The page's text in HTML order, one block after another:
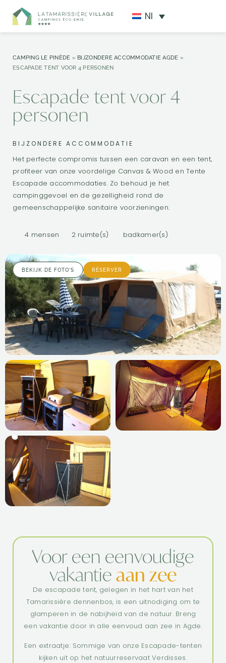
Nl
CAMPING LE PINÈDE » BIJZONDERE ACCOMMODATIE AGDE »
ESCAPADE TENT VOOR 4 PERSONEN
Escapade tent voor 4
personen
BIJZONDERE ACCOMMODATIE
Het perfecte compromis tussen een caravan en een tent,
profiteer van onze voordelige Canvas & Wood en Tente
Escapade accommodaties. Zo behoud je het
campinggevoel en de gezelligheid rond de
gemeenschappelijke sanitaire voorzieningen.
4 mensen 2 ruimte(s) badkamer(s)
BEKIJK DE FOTO'S RÉSERVER
Voor een eenvoudige
vakantieaan zee
De escapade tent, gelegen in het hart van het
Tamarissière dennenbos, is een uitnodiging om te
glamperen in de nabijheid van de natuur. Breng
een vakantie door in alle eenvoud aan zee in Agde.
Een extraatje: Sommige van onze Escapade-tenten
kijken uit op het natuurreservaat Verdisses.